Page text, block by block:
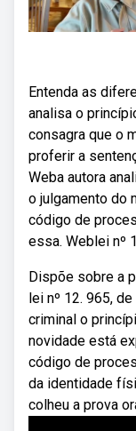
Entenda as
analisa o
consagra que o
proferir a
Weba autora
o julgamento do
código de
essa. Weblei nº
Dispõe sobre a
lei nº 12. 965,
criminal o
novidade está
código de
da identidade
colheu a prova